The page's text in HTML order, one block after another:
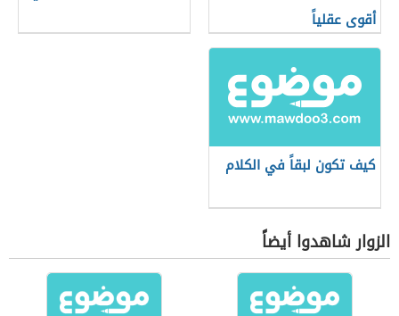
أقوى عقلياً
كيف تكون لبقاً في الكلام
الزوار شاهدوا أيضاً